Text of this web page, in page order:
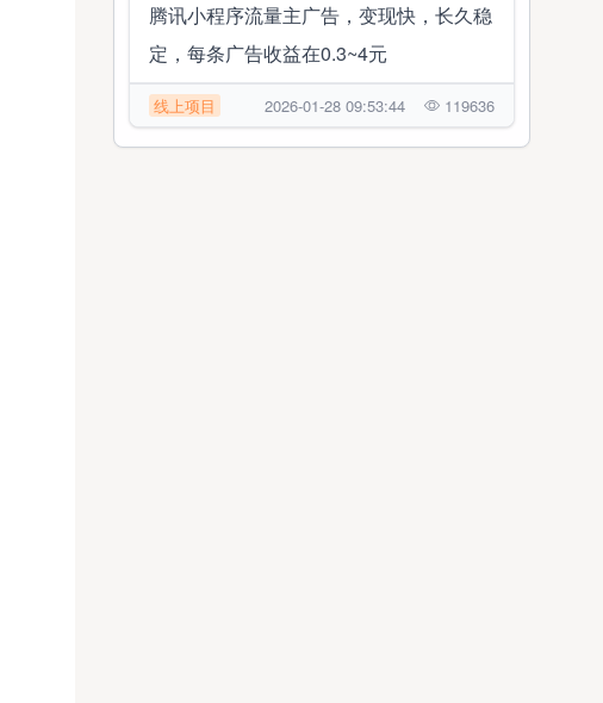
腾讯小程序流量主广告，变现快，长久稳
定，每条广告收益在0.3~4元
线上项目 2026-01-28 09:53:44 119636